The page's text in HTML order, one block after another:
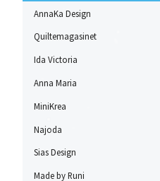
AnnaKa Design
Quiltemagasinet
Ida Victoria
Anna Maria
MiniKrea
Najoda
Sias Design
Made by Runi